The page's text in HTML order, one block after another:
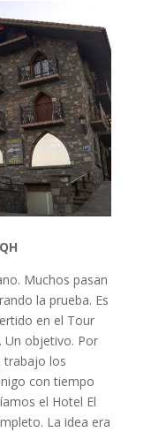
Muchos pasan
la prueba. Es
en el Tour
Un objetivo. Por
trabajo los
con tiempo
el Hotel El
La idea era